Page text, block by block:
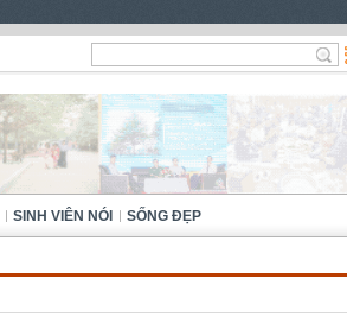
SINH VIÊN NÓI SỐNG ĐẸP